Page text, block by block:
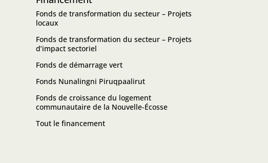
Fonds de transformation du secteur – Projets
locaux
Fonds de transformation du secteur – Projets
d’impact sectoriel
Fonds de démarrage vert
Fonds Nunalingni Piruqpaalirut
Fonds de croissance du logement
communautaire de la Nouvelle-Écosse
Tout le financement